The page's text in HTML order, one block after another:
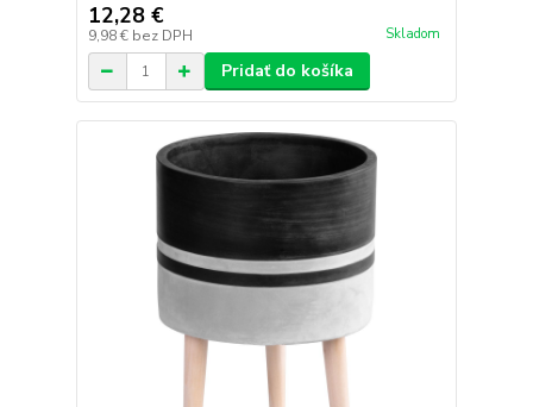
12,28 €
9,98 € bez DPH Skladom
Pridať do košíka